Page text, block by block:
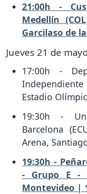
21:00h -
Medellín
Garcilaso de
Jueves 21 de
17:00h -
Estadio
19:30h -
Barcelona
Arena,
19:30h -
- Grupo E -
Montevideo |